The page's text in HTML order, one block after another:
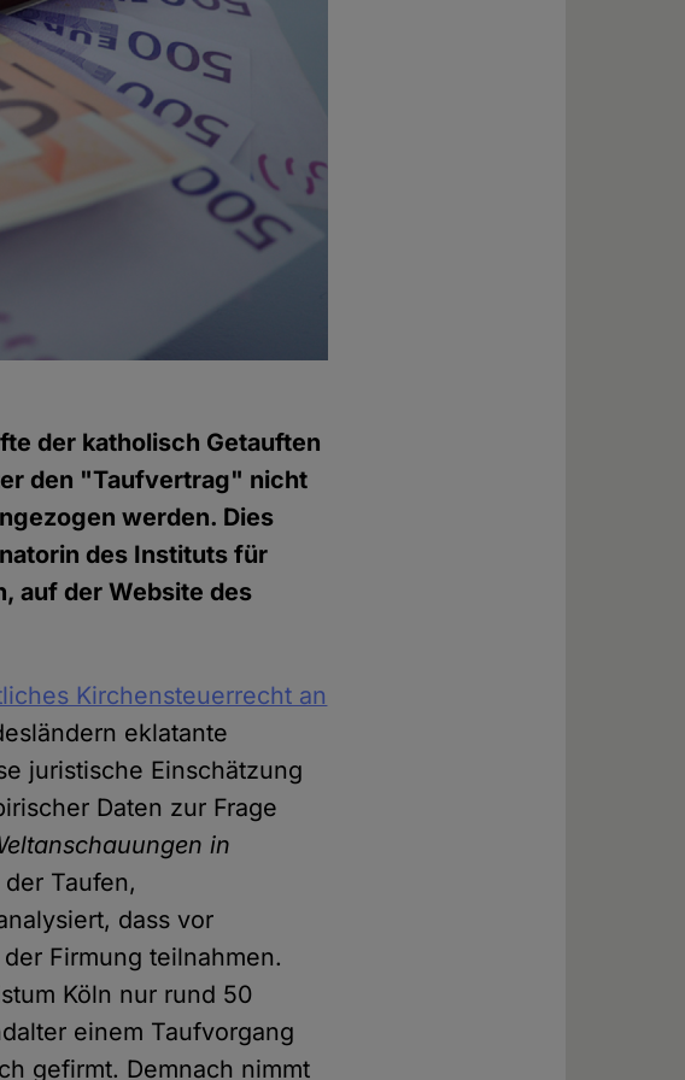
der katholisch Getauften
den "Taufvertrag" nicht
werden. Dies
des Instituts für
auf der Website des
Kirchensteuerrecht an
eklatante
juristische Einschätzung
Daten zur Frage
in
Taufen,
dass vor
Firmung teilnahmen.
Köln nur rund 50
einem Taufvorgang
gefirmt. Demnach nimmt